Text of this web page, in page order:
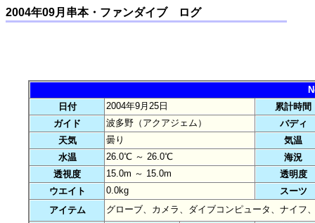
2004年09月串本・ファンダイブ ログ
日付
2004年9月25日
累計時間
ガイド
波多野（アクアジェム）
バディ
天気
曇り
気温
水温
26.0℃ ～ 26.0℃
海況
透視度
15.0m ～ 15.0m
透明度
ウエイト
0.0kg
スーツ
アイテム
グローブ、カメラ、ダイブコンピュータ、ナイフ